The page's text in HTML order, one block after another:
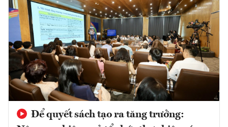
Để quyết sách tạo ra tăng trưởng: